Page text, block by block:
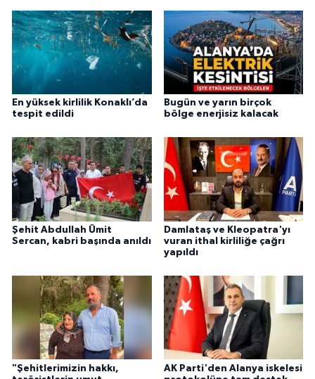
En yüksek kirlilik Konaklı’da
tespit edildi
Bugün ve yarın birçok
bölge enerjisiz kalacak
Şehit Abdullah Ümit
Sercan, kabri başında anıldı
Damlataş ve Kleopatra'yı
vuran ithal kirliliğe çağrı
yapıldı
"Şehitlerimizin hakkı,
AK Parti'den Alanya iskelesi